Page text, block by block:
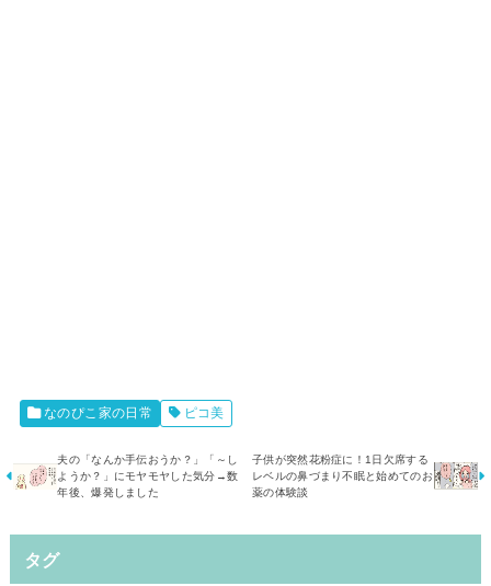
なのぴこ家の日常 ピコ美
夫の「なんか手伝おうか？」「～し
ようか？」にモヤモヤした気分→数
年後、爆発しました
子供が突然花粉症に！1日欠席する
レベルの鼻づまり不眠と始めてのお
薬の体験談
タグ